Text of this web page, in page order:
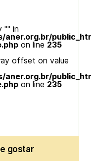
"" in
aner.org.br/
on line 235
offset on value
aner.org.br/
on line 235
gostar